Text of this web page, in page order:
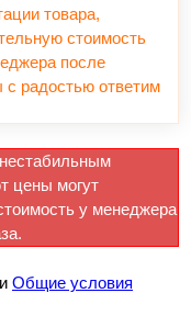
товара,
стоимость
после
радостью ответим
цены могут
у менеджера
Общие условия